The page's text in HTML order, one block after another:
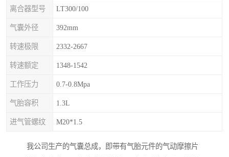
离合器型号 LT300/100
气囊外径 392mm
转速极限 2332-2667
转速额定 1348-1542
工作压力 0.7-0.8Mpa
气胎容积 1.3L
进气管螺纹 M20*1.5
我公司生产的气囊总成，即带有气胎元件的气动摩擦片